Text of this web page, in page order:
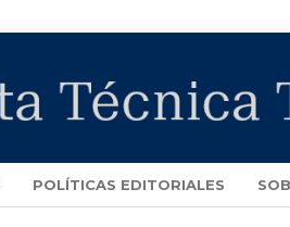
POLÍTICAS EDITORIALES